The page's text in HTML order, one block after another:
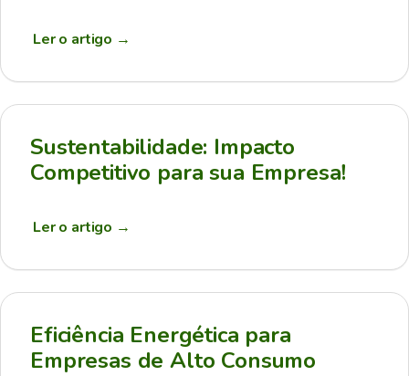
Ler o artigo →
Sustentabilidade: Impacto
Competitivo para sua Empresa!
Ler o artigo →
Eficiência Energética para
Empresas de Alto Consumo